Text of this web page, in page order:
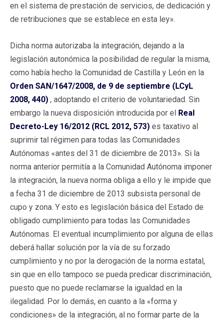
en el sistema de prestación de servicios, de dedicación y
de retribuciones que se establece en esta ley».
Dicha norma autorizaba la integración, dejando a la
legislación autonómica la posibilidad de regular la misma,
como había hecho la Comunidad de Castilla y León en la
Orden SAN/1647/2008, de 9 de septiembre (LCyL
2008, 440) , adoptando el criterio de voluntariedad. Sin
embargo la nueva disposición introducida por el Real
Decreto-Ley 16/2012 (RCL 2012, 573) es taxativo al
suprimir tal régimen para todas las Comunidades
Autónomas «antes del 31 de diciembre de 2013». Si la
norma anterior permitía a la Comunidad Autónoma imponer
la integración, la nueva norma obliga a ello y le impide que
a fecha 31 de diciembre de 2013 subsista personal de
cupo y zona. Y esto es legislación básica del Estado de
obligado cumplimiento para todas las Comunidades
Autónomas. El eventual incumplimiento por alguna de ellas
deberá hallar solución por la vía de su forzado
cumplimiento y no por la derogación de la norma estatal,
sin que en ello tampoco se pueda predicar discriminación,
puesto que no puede reclamarse la igualdad en la
ilegalidad. Por lo demás, en cuanto a la «forma y
condiciones» de la integración, al no formar parte de la